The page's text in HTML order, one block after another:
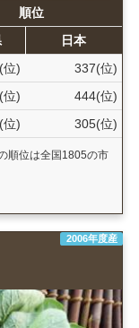
順位
日本
位)
337(位)
位)
444(位)
位) 305(位)
順位は全国1805の市
2006年度産